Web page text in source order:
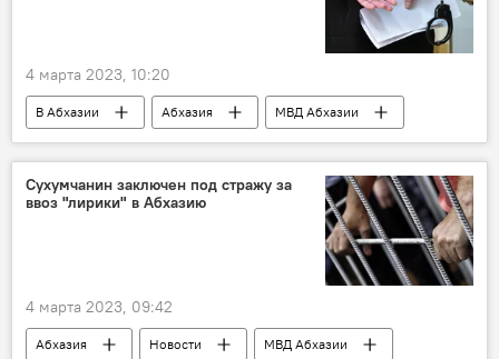
4 марта 2023, 10:20
В Абхазии Абхазия
МВД Абхазии
Новости
Сухумчанин заключен под стражу за
ввоз "лирики" в Абхазию
4 марта 2023, 09:42
Абхазия Новости
МВД Абхазии